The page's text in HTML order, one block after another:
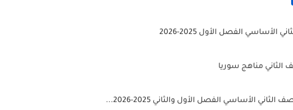
الفصل الأول 2025-2026
الثاني مناهج سوريا
الأساسي الفصل الأول والثاني 2025-2026...